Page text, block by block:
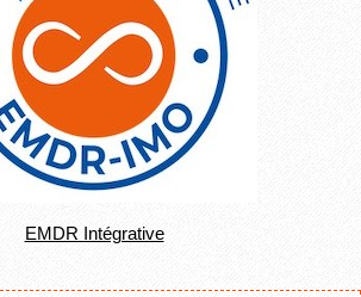
EMDR Intégrative